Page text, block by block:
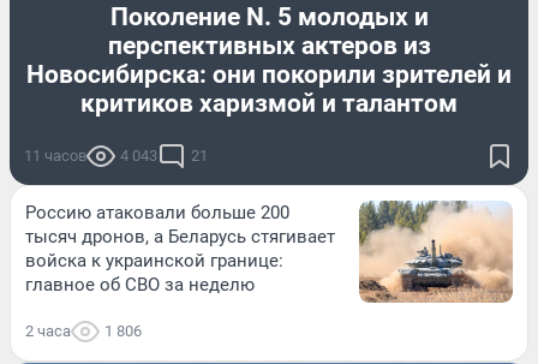
Поколение N. 5 молодых и
перспективных актеров из
Новосибирска: они покорили зрителей и
критиков харизмой и талантом
11 часов 4 043 21
Россию атаковали больше 200
тысяч дронов, а Беларусь стягивает
войска к украинской границе:
главное об СВО за неделю
2 часа 1 806